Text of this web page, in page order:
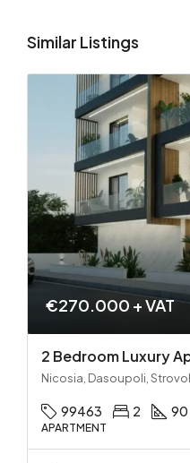
Similar Listings
€270.000 + VAT
2 Bedroom Luxury
Nicosia, Dasoupoli,
99463 2 90
APARTMENT